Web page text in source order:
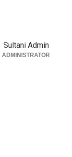
Sultani Admin
ADMINISTRATOR